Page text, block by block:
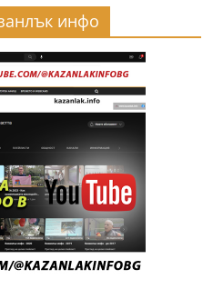
инфо